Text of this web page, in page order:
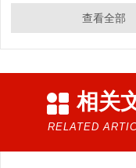
查看全部
相关
RELATED